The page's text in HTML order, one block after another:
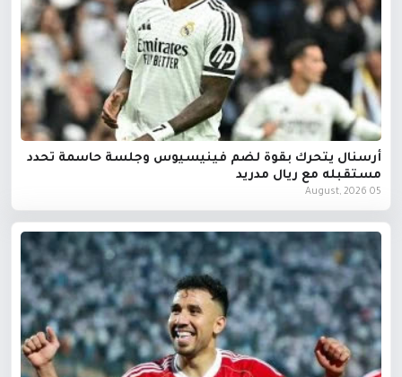
أرسنال يتحرك بقوة لضم فينيسيوس وجلسة حاسمة تحدد
مستقبله مع ريال مدريد
05 August, 2026